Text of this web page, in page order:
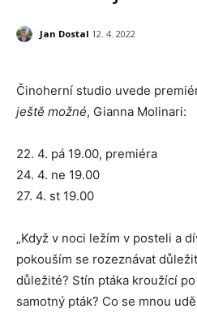
Jan Dostal 12. 4. 2022
Činoherní studio uvede
ještě možné, Gianna Molinari:
22. 4. pá 19.00, premiéra
24. 4. ne 19.00
27. 4. st 19.00
„Když v noci ležím v posteli a
pokouším se rozeznávat
důležité? Stín ptáka kroužící
samotný pták? Co se mnou